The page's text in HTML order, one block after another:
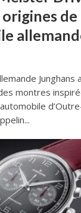
de
Junghans
montres